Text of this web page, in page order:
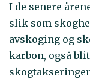
I de senere
slik som
avskoging og
karbon, også